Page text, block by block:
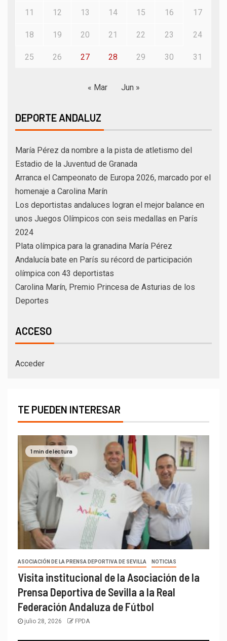
11 12 13 14 15 16 17
18 19 20 21 22 23 24
25 26 27 28 29 30 31
« Mar Jun »
DEPORTE ANDALUZ
María Pérez da nombre a la pista de atletismo del
Estadio de la Juventud de Granada
Arranca el Campeonato de Europa 2026, marcado por el
homenaje a Carolina Marín
Los deportistas andaluces logran el mejor balance en
unos Juegos Olímpicos con seis medallas en París
2024
Plata olímpica para la granadina María Pérez
Andalucía bate en París su récord de participación
olímpica con 43 deportistas
Carolina Marín, Premio Princesa de Asturias de los
Deportes
ACCESO
Acceder
TE PUEDEN INTERESAR
1 min de lectura
ASOCIACIÓN DE LA PRENSA DEPORTIVA DE SEVILLA NOTICIAS
Visita institucional de la Asociación de la
Prensa Deportiva de Sevilla a la Real
Federación Andaluza de Fútbol
julio 28, 2026 FPDA